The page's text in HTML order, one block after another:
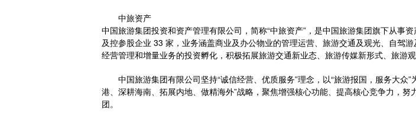
中旅资产
中国旅游集团投资和资产管理有限公司，简称“中旅资产”，是中国旅游集团旗下从事
及控参股企业 33 家，业务涵盖商业及办公物业的管理运营、旅游交通及观光、自驾
经营管理和增量业务的投资孵化，积极拓展旅游交通新业态、旅游传媒新形式、旅游
中国旅游集团有限公司坚持“诚信经营、优质服务”理念，以“旅游报国，服务大众
港、深耕海南、拓展内地、做精海外”战略，聚焦增强核心功能、提高核心竞争力，
团。